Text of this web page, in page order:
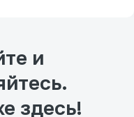
и
здесь!